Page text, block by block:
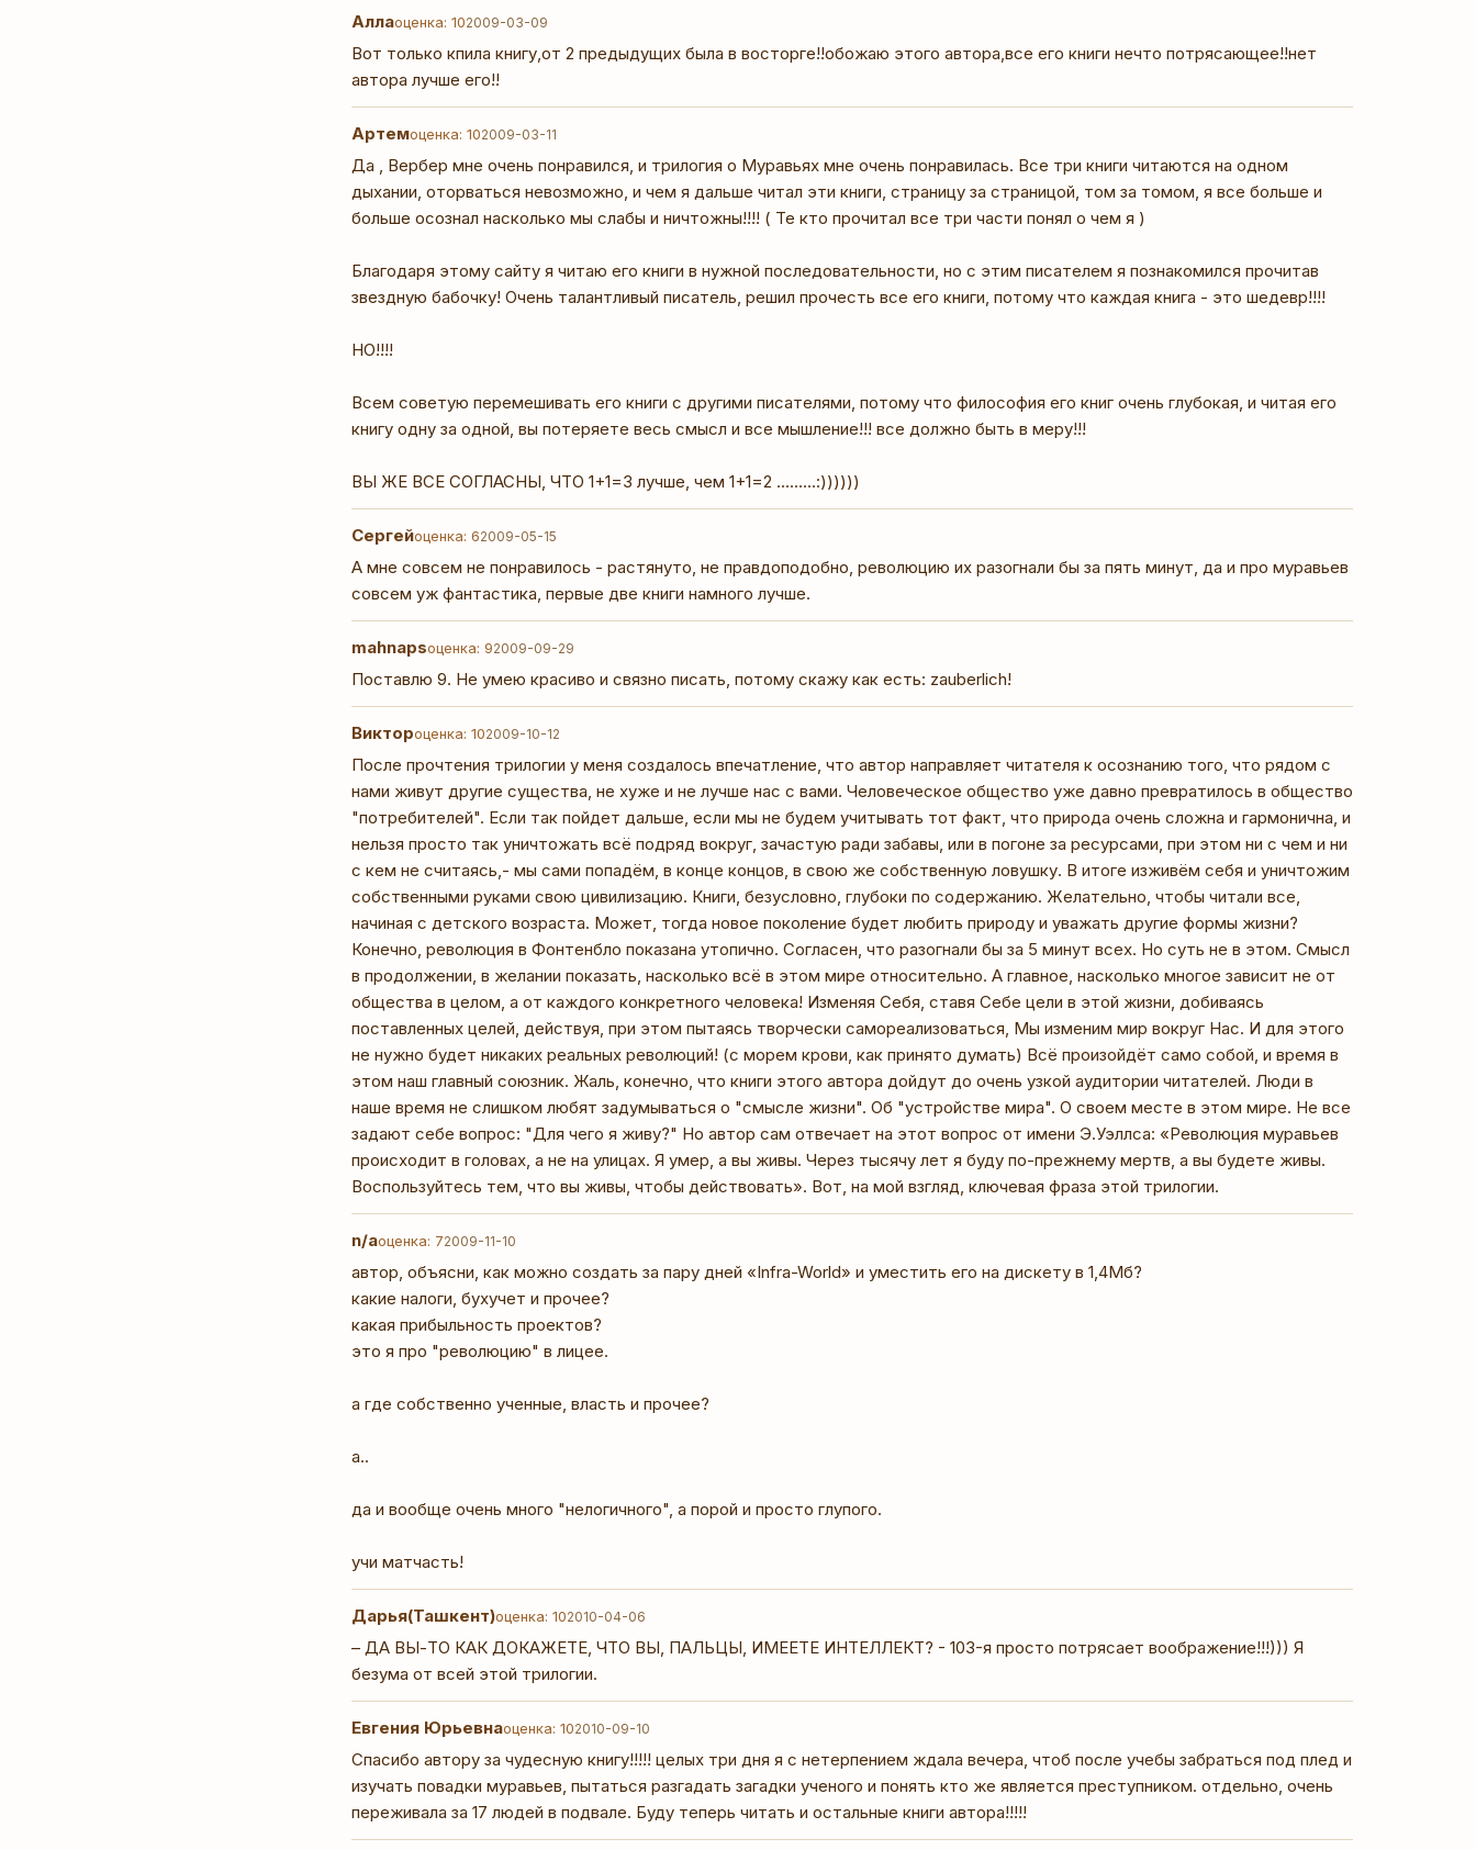
Аллаоценка: 102009-03-09
Вот только кпила книгу,от 2 предыдущих была в восторге!!обожаю этого автора,все его книги нечто потрясающее!!нет
автора лучше его!!
Артемоценка: 102009-03-11
Да , Вербер мне очень понравился, и трилогия о Муравьях мне очень понравилась. Все три книги читаются на одном
дыхании, оторваться невозможно, и чем я дальше читал эти книги, страницу за страницой, том за томом, я все больше и
больше осознал насколько мы слабы и ничтожны!!!! ( Те кто прочитал все три части понял о чем я )
Благодаря этому сайту я читаю его книги в нужной последовательности, но с этим писателем я познакомился прочитав
звездную бабочку! Очень талантливый писатель, решил прочесть все его книги, потому что каждая книга - это шедевр!!!!
НО!!!!
Всем советую перемешивать его книги с другими писателями, потому что философия его книг очень глубокая, и читая его
книгу одну за одной, вы потеряете весь смысл и все мышление!!! все должно быть в меру!!!
ВЫ ЖЕ ВСЕ СОГЛАСНЫ, ЧТО 1+1=3 лучше, чем 1+1=2 .........:))))))
Сергейоценка: 62009-05-15
А мне совсем не понравилось - растянуто, не правдоподобно, революцию их разогнали бы за пять минут, да и про муравьев
совсем уж фантастика, первые две книги намного лучше.
mahnapsоценка: 92009-09-29
Поставлю 9. Не умею красиво и связно писать, потому скажу как есть: zauberlich!
Виктороценка: 102009-10-12
После прочтения трилогии у меня создалось впечатление, что автор направляет читателя к осознанию того, что рядом с
нами живут другие существа, не хуже и не лучше нас с вами. Человеческое общество уже давно превратилось в общество
"потребителей". Если так пойдет дальше, если мы не будем учитывать тот факт, что природа очень сложна и гармонична, и
нельзя просто так уничтожать всё подряд вокруг, зачастую ради забавы, или в погоне за ресурсами, при этом ни с чем и ни
с кем не считаясь,- мы сами попадём, в конце концов, в свою же собственную ловушку. В итоге изживём себя и уничтожим
собственными руками свою цивилизацию. Книги, безусловно, глубоки по содержанию. Желательно, чтобы читали все,
начиная с детского возраста. Может, тогда новое поколение будет любить природу и уважать другие формы жизни?
Конечно, революция в Фонтенбло показана утопично. Согласен, что разогнали бы за 5 минут всех. Но суть не в этом. Смысл
в продолжении, в желании показать, насколько всё в этом мире относительно. А главное, насколько многое зависит не от
общества в целом, а от каждого конкретного человека! Изменяя Себя, ставя Себе цели в этой жизни, добиваясь
поставленных целей, действуя, при этом пытаясь творчески самореализоваться, Мы изменим мир вокруг Нас. И для этого
не нужно будет никаких реальных революций! (с морем крови, как принято думать) Всё произойдёт само собой, и время в
этом наш главный союзник. Жаль, конечно, что книги этого автора дойдут до очень узкой аудитории читателей. Люди в
наше время не слишком любят задумываться о "смысле жизни". Об "устройстве мира". О своем месте в этом мире. Не все
задают себе вопрос: "Для чего я живу?" Но автор сам отвечает на этот вопрос от имени Э.Уэллса: «Революция муравьев
происходит в головах, а не на улицах. Я умер, а вы живы. Через тысячу лет я буду по-прежнему мертв, а вы будете живы.
Воспользуйтесь тем, что вы живы, чтобы действовать». Вот, на мой взгляд, ключевая фраза этой трилогии.
n/aоценка: 72009-11-10
автор, объясни, как можно создать за пару дней «Infra-World» и уместить его на дискету в 1,4Мб?
какие налоги, бухучет и прочее?
какая прибыльность проектов?
это я про "революцию" в лицее.
а где собственно ученные, власть и прочее?
а..
да и вообще очень много "нелогичного", а порой и просто глупого.
учи матчасть!
Дарья(Ташкент)оценка: 102010-04-06
– ДА ВЫ-ТО КАК ДОКАЖЕТЕ, ЧТО ВЫ, ПАЛЬЦЫ, ИМЕЕТЕ ИНТЕЛЛЕКТ? - 103-я просто потрясает воображение!!!))) Я
безума от всей этой трилогии.
Евгения Юрьевнаоценка: 102010-09-10
Спасибо автору за чудесную книгу!!!!! целых три дня я с нетерпением ждала вечера, чтоб после учебы забраться под плед и
изучать повадки муравьев, пытаться разгадать загадки ученого и понять кто же является преступником. отдельно, очень
переживала за 17 людей в подвале. Буду теперь читать и остальные книги автора!!!!!